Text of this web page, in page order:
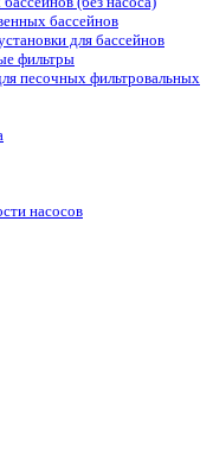
бассейнов
для бассейнов
фильтры
песочных фильтровальных
насосов